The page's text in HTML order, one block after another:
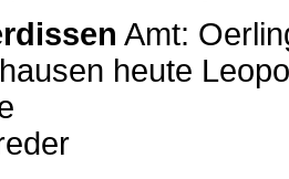
Amt:
heute